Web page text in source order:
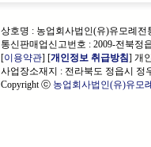
상호명 : 농업회사법인(유)유모례전
통신판매업신고번호 : 2009-전북정
[이용약관] [개인정보 취급방침] 개
사업장소재지 : 전라북도 정읍시 정
Copyright ⓒ 농업회사법인(유)유모